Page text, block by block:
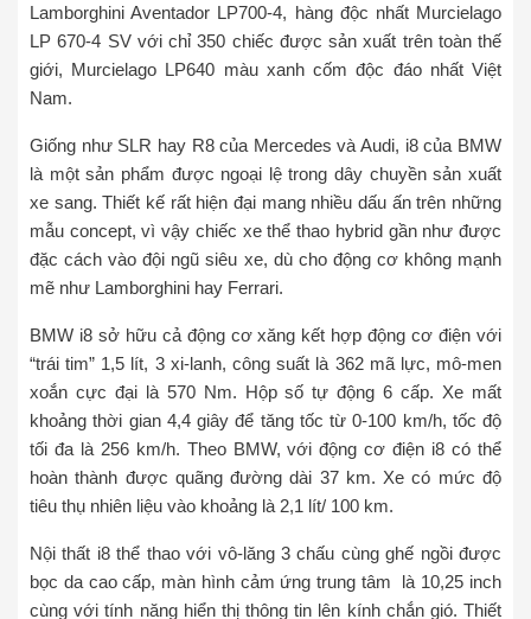
Lamborghini Aventador LP700-4, hàng độc nhất Murcielago
LP 670-4 SV với chỉ 350 chiếc được sản xuất trên toàn thế
giới, Murcielago LP640 màu xanh cốm độc đáo nhất Việt
Nam.
Giống như SLR hay R8 của Mercedes và Audi, i8 của BMW
là một sản phẩm được ngoại lệ trong dây chuyền sản xuất
xe sang. Thiết kế rất hiện đại mang nhiều dấu ấn trên những
mẫu concept, vì vậy chiếc xe thể thao hybrid gần như được
đặc cách vào đội ngũ siêu xe, dù cho động cơ không mạnh
mẽ như Lamborghini hay Ferrari.
BMW i8 sở hữu cả động cơ xăng kết hợp động cơ điện với
“trái tim” 1,5 lít, 3 xi-lanh, công suất là 362 mã lực, mô-men
xoắn cực đại là 570 Nm. Hộp số tự động 6 cấp. Xe mất
khoảng thời gian 4,4 giây để tăng tốc từ 0-100 km/h, tốc độ
tối đa là 256 km/h. Theo BMW, với động cơ điện i8 có thể
hoàn thành được quãng đường dài 37 km. Xe có mức độ
tiêu thụ nhiên liệu vào khoảng là 2,1 lít/ 100 km.
Nội thất i8 thể thao với vô-lăng 3 chấu cùng ghế ngồi được
bọc da cao cấp, màn hình cảm ứng trung tâm là 10,25 inch
cùng với tính năng hiển thị thông tin lên kính chắn gió. Thiết